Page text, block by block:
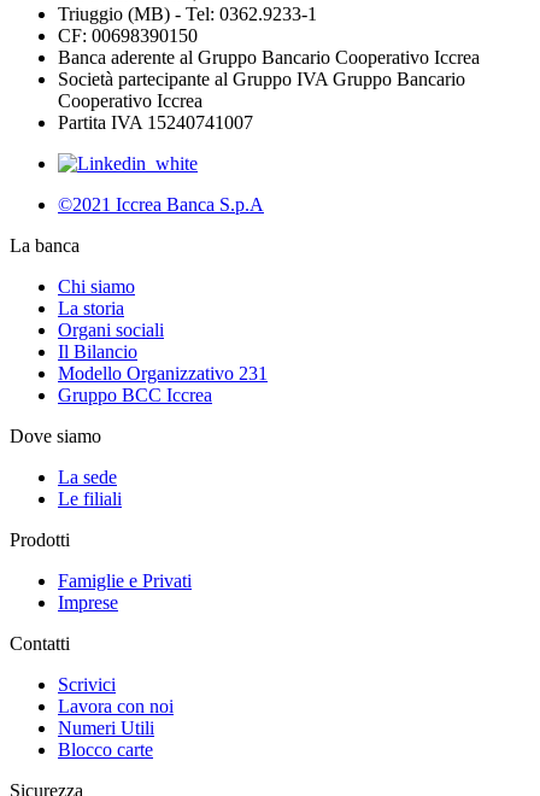
Triuggio (MB) - Tel: 0362.9233-1
CF: 00698390150
Banca aderente al Gruppo Bancario Cooperativo Iccrea
Società partecipante al Gruppo IVA Gruppo Bancario
Cooperativo Iccrea
Partita IVA 15240741007
©2021 Iccrea Banca S.p.A
La banca
Chi siamo
La storia
Organi sociali
Il Bilancio
Modello Organizzativo 231
Gruppo BCC Iccrea
Dove siamo
La sede
Le filiali
Prodotti
Famiglie e Privati
Imprese
Contatti
Scrivici
Lavora con noi
Numeri Utili
Blocco carte
Sicurezza